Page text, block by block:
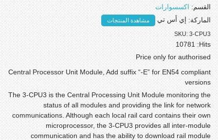
القسم:اكسسوارات
الماركة:إي أس تي
مشاهدة المنتجات
SKU:3-CPU3
Hits:
10781
Price only for authorised
Central Processor Unit Module, Add suffix “-E” for EN54 compliant
versions
The 3-CPU3 is the Central Processing Unit Module monitoring the
status of all modules and providing the link for network
communications. Although each local rail card contains their own
microprocessor, the 3-CPU3 provides all inter-module
communication and has the ability to download rail module